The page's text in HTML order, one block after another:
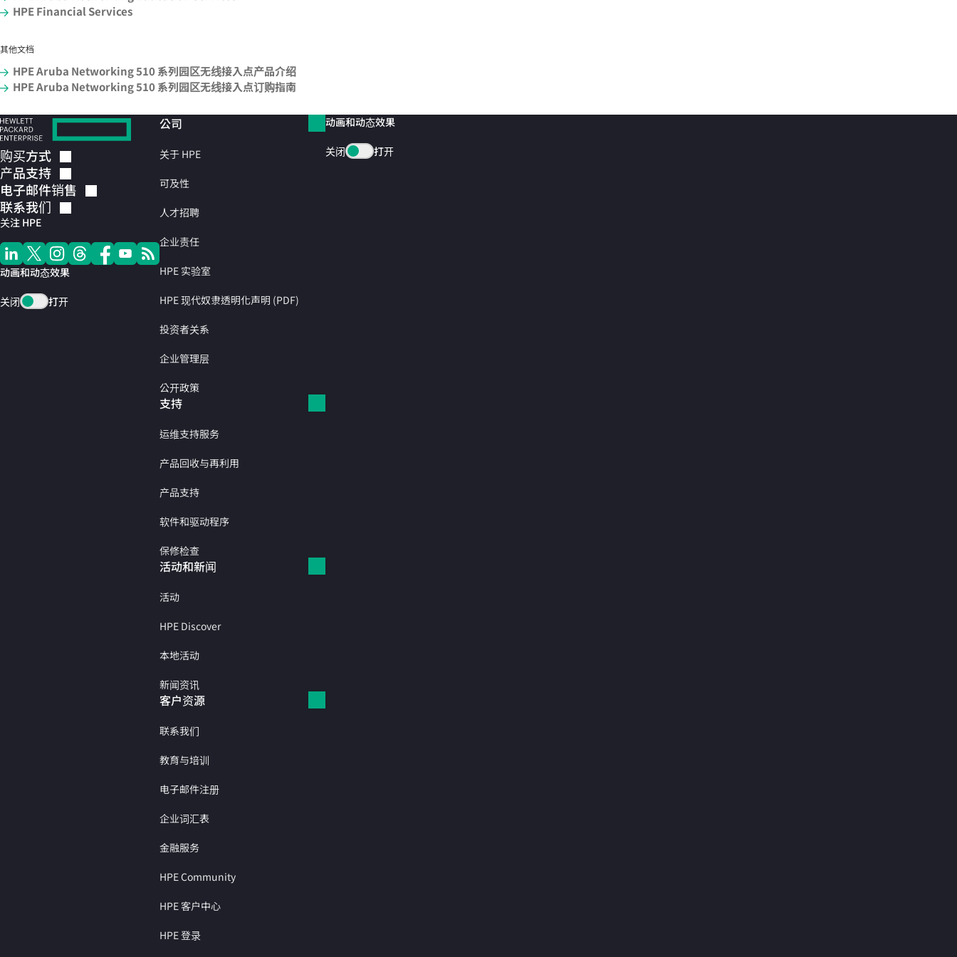
HPE Financial Services
其他文档
HPE Aruba Networking 510 系列园区无线接入点产品介绍
HPE Aruba Networking 510 系列园区无线接入点订购指南
购买方式
产品支持
电子邮件销售
联系我们
关注 HPE
动画和动态效果
关闭 打开
公司
关于 HPE
可及性
人才招聘
企业责任
HPE 实验室
HPE 现代奴隶透明化声明 (PDF)
投资者关系
企业管理层
公开政策
支持
运维支持服务
产品回收与再利用
产品支持
软件和驱动程序
保修检查
活动和新闻
活动
HPE Discover
本地活动
新闻资讯
客户资源
联系我们
教育与培训
电子邮件注册
企业词汇表
金融服务
HPE Community
HPE 客户中心
HPE 登录
动画和动态效果
关闭 打开